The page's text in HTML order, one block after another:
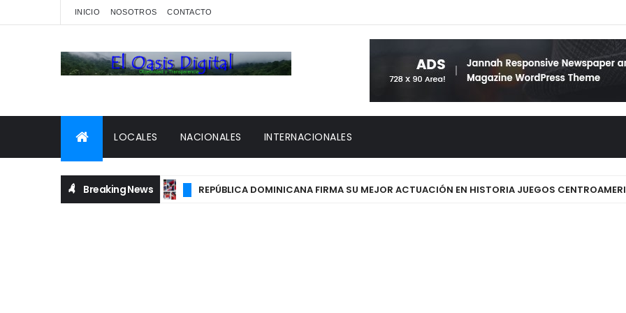
INICIO NOSOTROS CONTACTO
LOCALES NACIONALES INTERNACIONALES
Breaking News REPÚBLICA DOMINICANA FIRMA SU MEJOR ACTUACIÓN EN HISTORIA JUEGOS